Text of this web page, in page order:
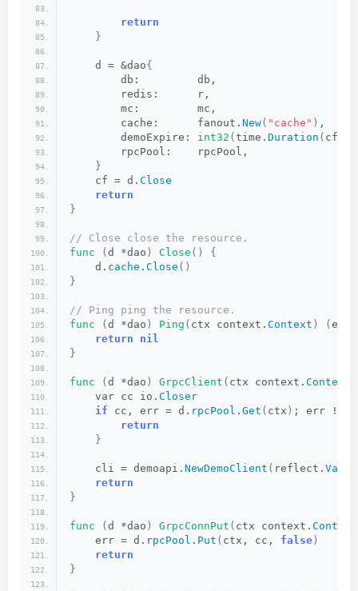
return
}
    d = &dao
{
        db:         db,
        redis:      r,
        mc:         mc,
        cache:      fanout.
New( "cache" ) ,
        demoExpire:
int32 ( time. Duration ( cfg.
        rpcPool:    rpcPool,
}
    cf = d.
Close
return
}
// Close close the resource.
func
( d *dao ) Close ()
{
    d.
cache . Close ()
}
// Ping ping the resource.
func
( d *dao ) Ping ( ctx context. Context ) ( err
return
nil
}
func ( d *dao ) GrpcClient ( ctx context. Context
    var cc io.
Closer
if cc, err = d. rpcPool . Get ( ctx ) ; err !=
return
}
    cli = demoapi.
NewDemoClient ( reflect.
return
}
func ( d *dao ) GrpcConnPut ( ctx context. Context
    err = d.
rpcPool . Put ( ctx, cc, false )
return
}